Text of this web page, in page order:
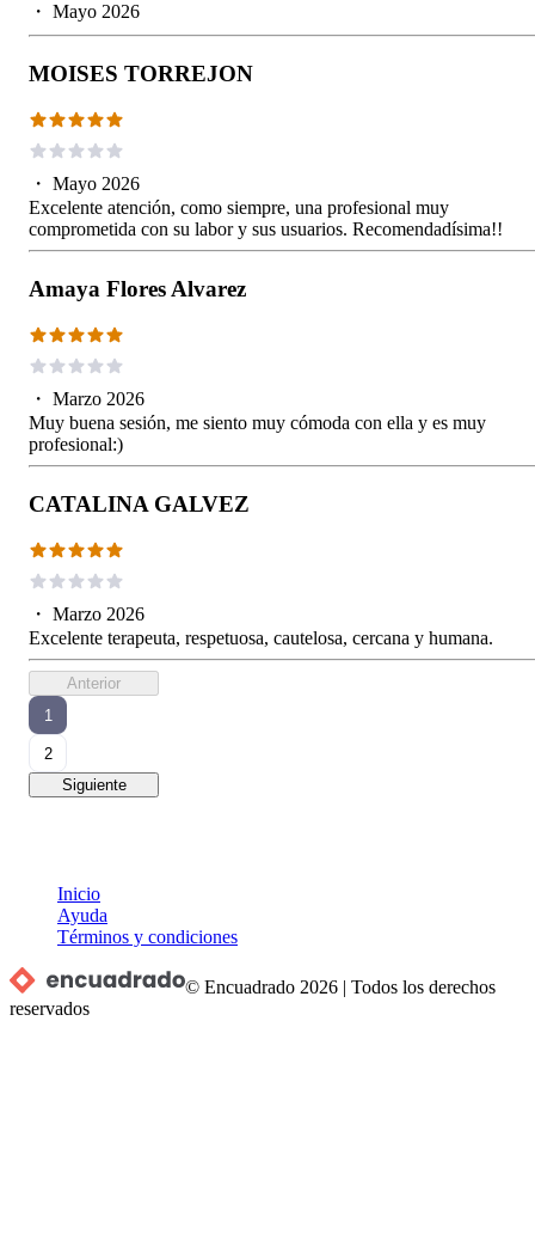
・ Mayo 2026
MOISES TORREJON
・ Mayo 2026
Excelente atención, como siempre, una profesional muy
comprometida con su labor y sus usuarios. Recomendadísima!!
Amaya Flores Alvarez
・ Marzo 2026
Muy buena sesión, me siento muy cómoda con ella y es muy
profesional:)
CATALINA GALVEZ
・ Marzo 2026
Excelente terapeuta, respetuosa, cautelosa, cercana y humana.
Anterior
1
2
Siguiente
Inicio
Ayuda
Términos y condiciones
© Encuadrado 2026 |Todos los derechos
reservados